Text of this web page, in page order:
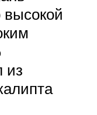
высокой
из